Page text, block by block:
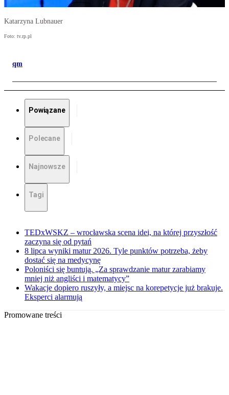
Katarzyna Lubnauer
Foto: tv.rp.pl
qm
Powiązane
Polecane
Najnowsze
Tagi
TEDxWSKZ – wrocławska scena idei, na której przyszłość
zaczyna się od pytań
8 lipca wyniki matur 2026. Tyle punktów potrzeba, żeby
dostać się na medycynę
Poloniści się buntują. „Za sprawdzanie matur zarabiamy
mniej niż angliści i matematycy”
Wakacje dopiero ruszyły, a miejsc na korepetycje już brakuje.
Eksperci alarmują
Promowane treści